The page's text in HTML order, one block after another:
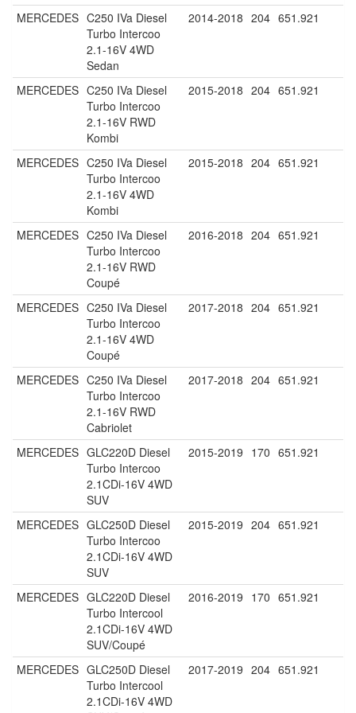
MERCEDES C250 IVa Diesel
Turbo Intercoo
2.1-16V 4WD
Sedan
2014-2018 204 651.921
MERCEDES C250 IVa Diesel
Turbo Intercoo
2.1-16V RWD
Kombi
2015-2018 204 651.921
MERCEDES C250 IVa Diesel
Turbo Intercoo
2.1-16V 4WD
Kombi
2015-2018 204 651.921
MERCEDES C250 IVa Diesel
Turbo Intercoo
2.1-16V RWD
Coupé
2016-2018 204 651.921
MERCEDES C250 IVa Diesel
Turbo Intercoo
2.1-16V 4WD
Coupé
2017-2018 204 651.921
MERCEDES C250 IVa Diesel
Turbo Intercoo
2.1-16V RWD
Cabriolet
2017-2018 204 651.921
MERCEDES GLC220D Diesel
Turbo Intercoo
2.1CDi-16V 4WD
SUV
2015-2019 170 651.921
MERCEDES GLC250D Diesel
Turbo Intercoo
2.1CDi-16V 4WD
SUV
2015-2019 204 651.921
MERCEDES GLC220D Diesel
Turbo Intercool
2.1CDi-16V 4WD
SUV/Coupé
2016-2019 170 651.921
MERCEDES GLC250D Diesel
Turbo Intercool
2.1CDi-16V 4WD
2017-2019 204 651.921